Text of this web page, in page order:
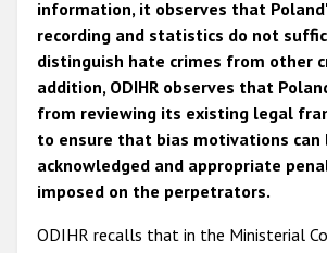
information, it observes that
recording and statistics do not
distinguish hate crimes from other
addition, ODIHR observes that
from reviewing its existing legal
to ensure that bias motivations
acknowledged and appropriate
imposed on the perpetrators.
ODIHR recalls that in the Ministerial